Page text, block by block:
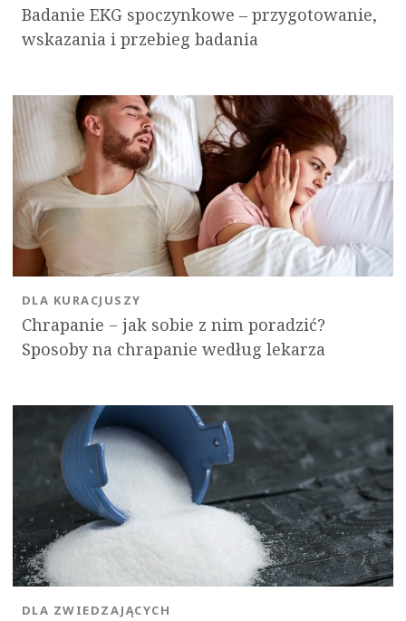
Badanie EKG spoczynkowe – przygotowanie,
wskazania i przebieg badania
Chrapanie − jak sobie z nim poradzić?
Sposoby na chrapanie według lekarza
DLA KURACJUSZY
DLA ZWIEDZAJĄCYCH